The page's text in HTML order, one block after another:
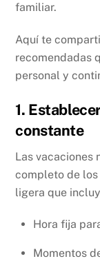
familiar.
Aquí te
recomendadas
personal y
1.
constante
Las vacaciones
completo de los
ligera que
Hora fija
Momentos